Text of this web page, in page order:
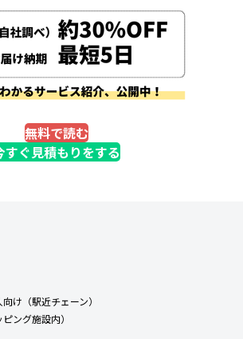
無料で読む
すぐ見積もりをする
け（駅近チェーン）
ング施設内）